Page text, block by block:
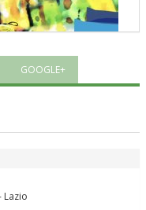
Pesce al CN Uisp
GOOGLE+
Lazio